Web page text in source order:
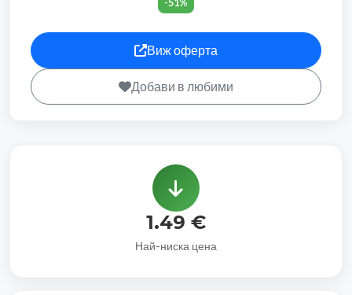
Виж оферта
Добави в любими
1.49 €
Най-ниска цена